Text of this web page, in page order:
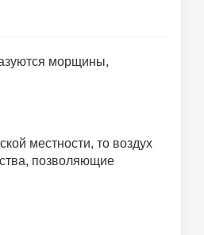
морщины,
местности, то воздух
позволяющие